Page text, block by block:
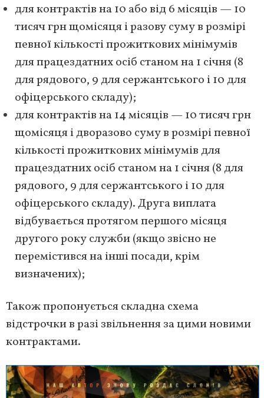
для контрактів на 10 або від 6 місяців — 10
тисяч грн щомісяця і разову суму в розмірі
певної кількості прожиткових мінімумів
для працездатних осіб станом на 1 січня (8
для рядового, 9 для сержантського і 10 для
офіцерського складу);
для контрактів на 14 місяців — 10 тисяч грн
щомісяця і дворазово суму в розмірі певної
кількості прожиткових мінімумів для
працездатних осіб станом на 1 січня (8 для
рядового, 9 для сержантського і 10 для
офіцерського складу). Друга виплата
відбувається протягом першого місяця
другого року служби (якщо звісно не
перемістився на інші посади, крім
визначених);
Також пропонується складна схема
відстрочки в разі звільнення за цими новими
контрактами.